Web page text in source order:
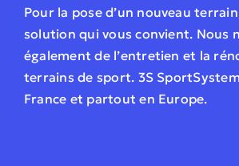
Pour la pose d’un nouveau
solution qui vous convient. Nous
également de l’entretien et la
terrains de sport. 3S
France et partout en Europe.